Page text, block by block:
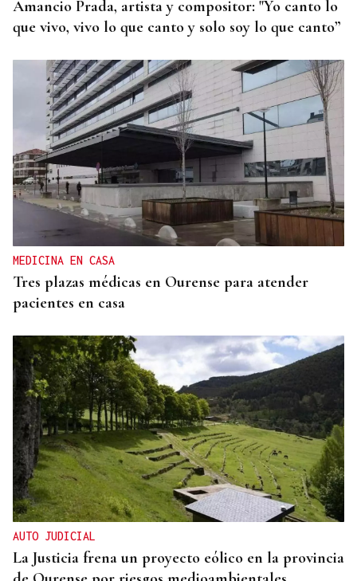
Amancio Prada, artista y compositor: "Yo canto lo
que vivo, vivo lo que canto y solo soy lo que canto”
MEDICINA EN CASA
Tres plazas médicas en Ourense para atender
pacientes en casa
AUTO JUDICIAL
La Justicia frena un proyecto eólico en la provincia